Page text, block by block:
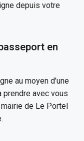
depuis votre
en
au moyen d'une
prendre avec vous
de Le Portel